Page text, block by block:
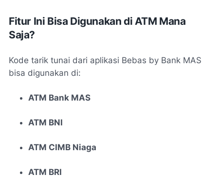
Fitur Ini Bisa Digunakan di ATM Mana
Saja?
Kode tarik tunai dari aplikasi Bebas by Bank MAS
bisa digunakan di:
ATM Bank MAS
ATM BNI
ATM CIMB Niaga
ATM BRI